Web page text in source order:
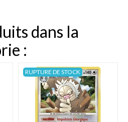
dans la
:
RUPTURE DE STOCK